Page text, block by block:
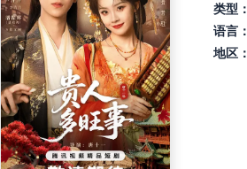
类型：
语言：
地区：